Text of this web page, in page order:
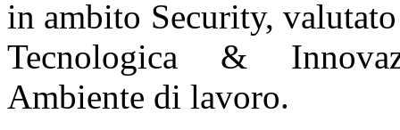
in ambito Security,
Tecnologica &
Ambiente di lavoro.